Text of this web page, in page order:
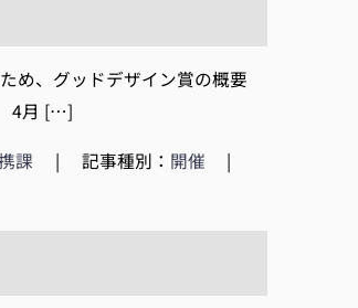
め、グッドデザイン賞の概要
4月 […]
課 | 記事種別： 開催
|